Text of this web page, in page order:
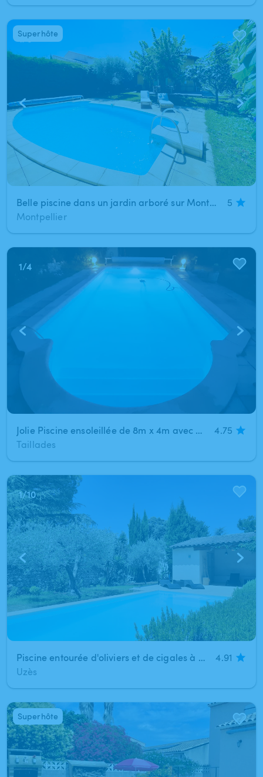
1/5
Belle piscine dans un jardin arboré sur Montpellier sans vis à vis ☀️ 🌴
5
Montpellier
Superhôte
1/4
Jolie Piscine ensoleillée de 8m x 4m avec marches Aux Taillades
4.75
Taillades
1/10
Piscine entourée d'oliviers et de cigales à Uzès
4.91
Uzès
1/9
Superhôte